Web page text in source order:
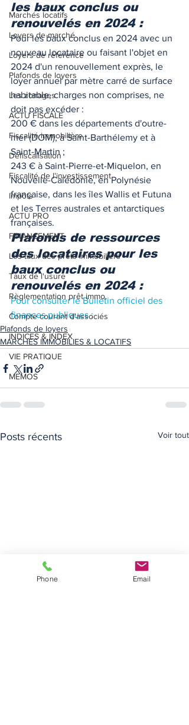
Marchés locatifs
Loyers de marché
Loyers de référence
Plafonds de loyers
Les zonages
ACTU FISCALE
Fiscalité immobilière
Défiscalisation
Fiscalité de l'investissement
Impôts
ACTU PRO
FINANCEMENT
Les taux des prêts immobiliers
Taux de l'usure
Règlementation prêt immo.
Compte courant d'associés
INDICES & INDEX
VIE PRATIQUE
MEMOS
les baux conclus ou
renouvelés en 2024 :
Pour les baux conclus en 2024 avec un
nouveau locataire ou faisant l'objet en
2024 d'un renouvellement exprès, le
loyer annuel par mètre carré de surface
habitable, charges non comprises, ne
doit pas excéder :
200 € dans les départements d'outre-
mer (DOM), à Saint-Barthélemy et à
Saint-Martin ;
243 € à Saint-Pierre-et-Miquelon, en
Nouvelle-Calédonie, en Polynésie
française, dans les îles Wallis et Futuna
et les Terres australes et antarctiques
françaises.
Plafonds de ressources
des locataires pour les
baux conclus ou
renouvelés en 2024 :
Pour consulter le Bulletin officiel des
finances publiques :
Plafonds de loyers
MARCHES IMMOBILIES & LOCATIFS
Posts récents Voir tout
Phone Email